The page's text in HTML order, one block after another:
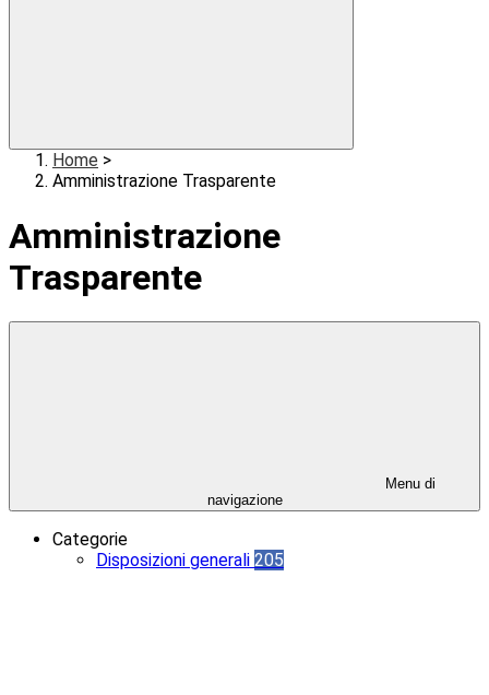
Home >
Amministrazione Trasparente
Amministrazione
Trasparente
Menu di
navigazione
Categorie
Disposizioni generali 205